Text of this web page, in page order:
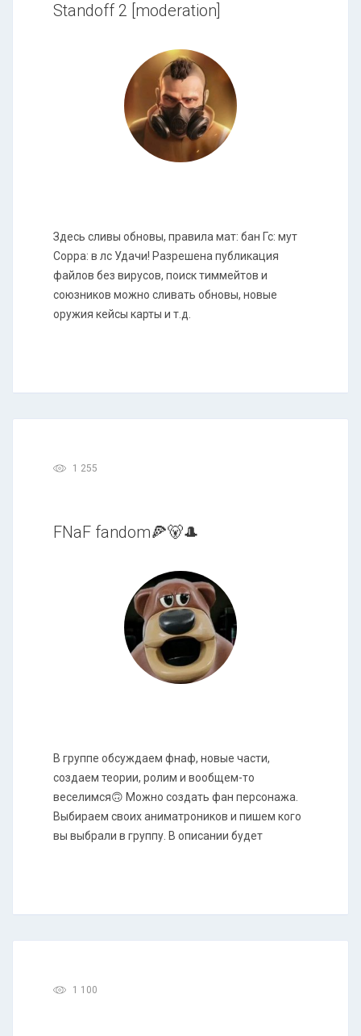
Standoff 2 [moderation]
Здесь сливы обновы, правила мат: бан Гс: мут
Сорра: в лс Удачи! Разрешена публикация
файлов без вирусов, поиск тиммейтов и
союзников можно сливать обновы, новые
оружия кейсы карты и т.д.
1 255
FNaF fandom🍕🐻🎩
В группе обсуждаем фнаф, новые части,
создаем теории, ролим и вообщем-то
веселимся🙃 Можно создать фан персонажа.
Выбираем своих аниматроников и пишем кого
вы выбрали в группу. В описании будет
1 100